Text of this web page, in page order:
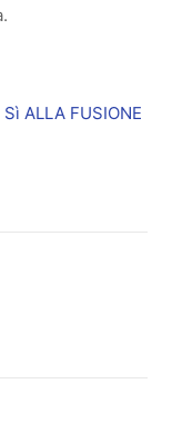
ALLA FUSIONE